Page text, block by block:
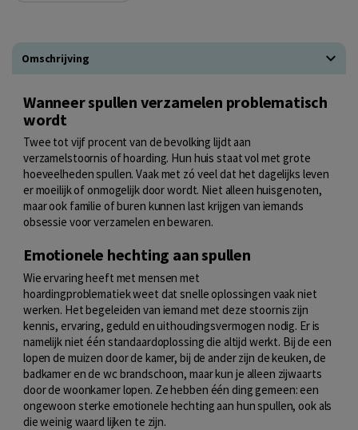
Omschrijving
Wanneer spullen verzamelen problematisch
wordt
Twee tot vijf procent van de bevolking lijdt aan
verzamelstoornis of hoarding. Hun huis staat vol met grote
hoeveelheden spullen. Vaak met zó veel dat het dagelijks leven
er moeilijk of onmogelijk door wordt. Niet alleen huisgenoten,
maar ook familie of buren kunnen last krijgen van iemands
obsessie voor verzamelen en bewaren.
Emotionele hechting aan spullen
Wie ervaring heeft met mensen met
hoardingproblematiek weet dat snelle oplossingen vaak niet
werken. Het begeleiden van iemand met deze stoornis zijn
kennis, ervaring, geduld en uithoudingsvermogen nodig. Er is
namelijk niet één standaardoplossing die altijd werkt. Bij de een
lopen de muizen door de kamer, bij de ander zijn de keuken, de
badkamer en de wc brandschoon, maar kun je alleen zijwaarts
door de woonkamer lopen. Ze hebben één ding gemeen: een
ongewoon sterke emotionele hechting aan hun spullen, ook als
die weinig waard lijken te zijn.